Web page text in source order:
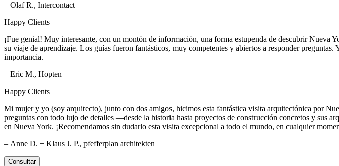
– Olaf R., Intercontact
Happy Clients
¡Fue genial! Muy interesante, con un montón de información, una forma estupenda de descubrir
su viaje de aprendizaje. Los guías fueron fantásticos, muy competentes y abiertos a responder
importancia.
– Eric M., Hopten
Happy Clients
Mi mujer y yo (soy arquitecto), junto con dos amigos, hicimos esta fantástica visita arquitectónica por
preguntas con todo lujo de detalles —desde la historia hasta proyectos de construcción concretos y sus
en Nueva York. ¡Recomendamos sin dudarlo esta visita excepcional a todo el mundo, en cualquier
– Anne D. + Klaus J. P., pfefferplan architekten
Consultar